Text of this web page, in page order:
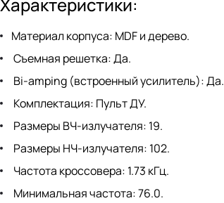
Характеристики:
Материал корпуса: MDF и дерево.
Съемная решетка: Да.
Bi-amping (встроенный усилитель): Да.
Комплектация: Пульт ДУ.
Размеры ВЧ-излучателя: 19.
Размеры НЧ-излучателя: 102.
Частота кроссовера: 1.73 кГц.
Минимальная частота: 76.0.